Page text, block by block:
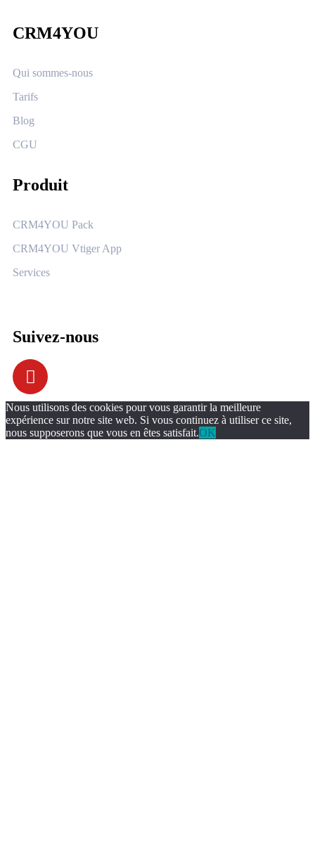
CRM4YOU
Qui sommes-nous
Tarifs
Blog
CGU
Produit
CRM4YOU Pack
CRM4YOU Vtiger App
Services
Suivez-nous
Nous utilisons des cookies pour vous garantir la meilleure
expérience sur notre site web. Si vous continuez à utiliser ce site,
nous supposerons que vous en êtes satisfait.OK